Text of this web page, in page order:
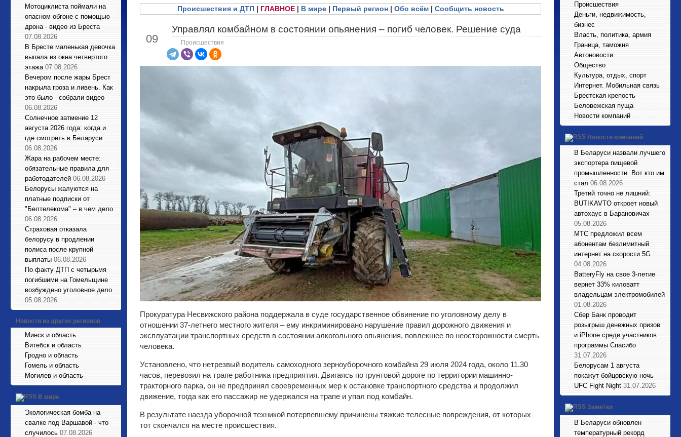
Мотоциклиста поймали на
опасном обгоне с помощью
дрона - видео из Бреста
07.08.2026
В Бресте маленькая девочка
выпала из окна четвертого
этажа 07.08.2026
Вечером после жары Брест
накрыла гроза и ливень. Как
это было - собрали видео
06.08.2026
Солнечное затмение 12
августа 2026 года: когда и
где смотреть в Беларуси
06.08.2026
Жара на рабочем месте:
обязательные правила для
работодателей 06.08.2026
Белорусы жалуются на
платные подписки от
"Белтелекома" – в чем дело
06.08.2026
Страховая отказала
белорусу в продлении
полиса после крупной
выплаты 06.08.2026
По факту ДТП с четырьмя
погибшими на Гомельщине
возбуждено уголовное дело
05.08.2026
Новости из других регионов
Минск и область
Витебск и область
Гродно и область
Гомель и область
Могилев и область
В мире
Экологическая бомба на
свалке под Варшавой - что
случилось 07.08.2026
Происшествия и ДТП| ГЛАВНОЕ| В мире| Первый регион| Обо всём| Сообщить новость
09
Управлял комбайном в состоянии опьянения – погиб человек. Решение суда
Происшествия
Прокуратура Несвижского района поддержала в суде государственное обвинение по уголовному делу в
отношении 37-летнего местного жителя – ему инкриминировано нарушение правил дорожного движения и
эксплуатации транспортных средств в состоянии алкогольного опьянения, повлекшее по неосторожности смерть
человека.
Установлено, что нетрезвый водитель самоходного зерноуборочного комбайна 29 июля 2024 года, около 11.30
часов, перевозил на трапе работника предприятия. Двигаясь по грунтовой дороге по территории машинно-
тракторного парка, он не предпринял своевременных мер к остановке транспортного средства и продолжил
движение, тогда как его пассажир не удержался на трапе и упал под комбайн.
В результате наезда уборочной техникой потерпевшему причинены тяжкие телесные повреждения, от которых
тот скончался на месте происшествия.
Происшествия
Деньги, недвижимость,
бизнес
Власть, политика, армия
Граница, таможня
Автоновости
Общество
Культура, отдых, спорт
Интернет. Мобильная связь
Брестская крепость
Беловежская пуща
Новости компаний
Новости компаний
В Беларуси назвали лучшего
экспортера пищевой
промышленности. Вот кто им
стал 06.08.2026
Третий точно не лишний:
BUTIKAVTO откроет новый
автохаус в Барановичах
05.08.2026
МТС предложил всем
абонентам безлимитный
интернет на скорости 5G
04.08.2026
BatteryFly на свое 3-летие
вернет 33% киловатт
владельцам электромобилей
01.08.2026
Сбер Банк проводит
розыгрыш денежных призов
и iPhone среди участников
программы Спасибо
31.07.2026
Белорусам 1 августа
покажут бойцовскую ночь
UFC Fight Night 31.07.2026
Заметки
В Беларуси обновлен
температурный рекорд